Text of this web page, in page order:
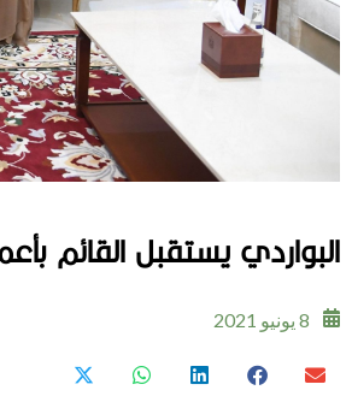
البواردي يستقبل القائم
8 يونيو 2021